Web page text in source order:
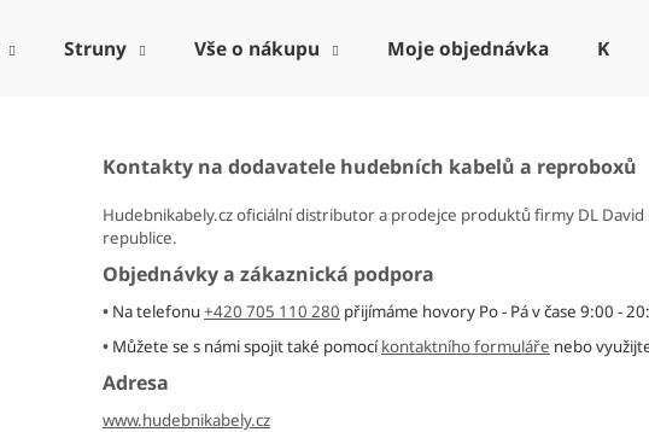
Struny Vše o nákupu Moje objednávka
Kontakty na dodavatele hudebních kabelů a reproboxů
Hudebnikabely.cz oficiální distributor a prodejce produktů firmy DL David
republice.
Objednávky a zákaznická podpora
• Na telefonu +420 705 110 280 přijímáme hovory Po - Pá v čase 9:00 -
• Můžete se s námi spojit také pomocíkontaktního formuláře nebo
Adresa
www.hudebnikabely.cz
HLEDAT
Doporučujeme